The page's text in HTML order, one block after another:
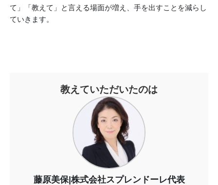
て」「教えて」と言える場面が増え、手を出すことを減らし
ていきます。
教えていただいたのは
藤原美保|株式会社スプレンドーレ代表